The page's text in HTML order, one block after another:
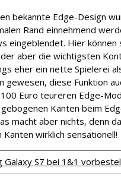
bekannte Edge-Design
Rand einnehmend
eingeblendet. Hier können
aber die wichtigsten
eher ein nette Spielerei
gewesen, diese Funktion
Euro teureren Edge-
Kanten beim
macht aber nichts, denn
wirklich sensationell!
Galaxy S7 bei 1&1